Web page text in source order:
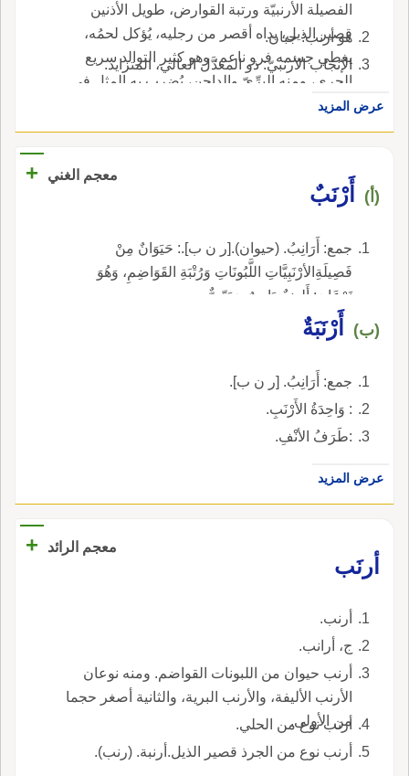
الفصيلة الأرنبيّة ورتبة القوارض، طويل الأذنين
قصير الذيل، يداه أقصر من رجليه، يُؤكل لحمُه،
يغطي جسمه فرو ناعم، وهو كثير التوالد سريع
الجري، ومنه البرِّيّ والداجن، يُضرب به المثل في
الجبن، يطلق على الذكر والأنثى، وقد يقال أرنبة
للذكر والأنثى كذلك.
هو أرنب: جبان.
الإنجاب الأرنبيّ: ذو المعدَّل العالي، المتزايد.
عرض المزيد
معجم الغني +
(أ) أَرْنَبٌ
جمع: أَرَانِبُ. (حيوان).[ر ن ب].: حَيَوَانٌ مِنْ
فَصِيلَةِالأرْنَبِيَّاتِ اللَّبُونَاتِ وَرُتْبَةِ القَوَاضِمِ، وَهُوَ
نَوْعَانِ: أَلِيفٌ دَاجِنٌ، وَبَرِّيٌّ.
(ب) أَرْنَبَةٌ
جمع: أَرَانِبُ. [ر ن ب].
: وَاحِدَةُ الأَرْنَبِ.
:طَرَفُ الأنْفِ.
عرض المزيد
معجم الرائد
+
أرنَب
أرنب.
ج، أرانب.
أرنب حيوان من اللبونات القواضم. ومنه نوعان
الأرنب الأليفة، والأرنب البرية، والثانية أصغر حجما
من الأولى.
أرنب نوع من الحلي.
أرنب نوع من الجرذ قصير الذيل.أرنبة. (رنب).